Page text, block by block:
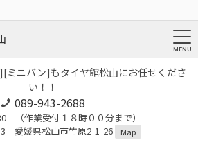
ミニバン]もタイヤ館松山にお任せくださ
い！！
089-943-2688
（作業受付１８時００分まで）
愛媛県松山市竹原2-1-26
Map